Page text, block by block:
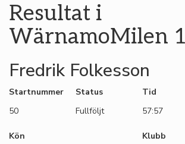
Resultat i
WärnamoMilen
Fredrik Folkesson
Startnummer
50
Status
Fullföljt
Tid
57:57
Kön
Klubb